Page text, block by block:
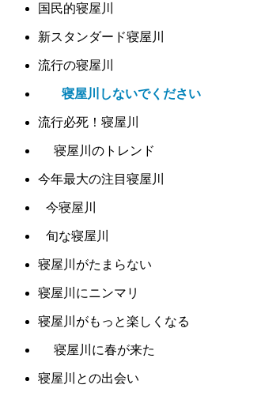
国民的寝屋川
新スタンダード寝屋川
流行の寝屋川
寝屋川しないでください
流行必死！寝屋川
寝屋川のトレンド
今年最大の注目寝屋川
今寝屋川
旬な寝屋川
寝屋川がたまらない
寝屋川にニンマリ
寝屋川がもっと楽しくなる
寝屋川に春が来た
寝屋川との出会い